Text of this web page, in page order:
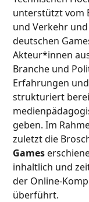
unterstützt vom
und Verkehr
deutschen
Akteur*innen
Branche und
Erfahrungen
strukturiert
geben. Im
zuletzt die
Games
inhaltlich und
der Online-
überführt.